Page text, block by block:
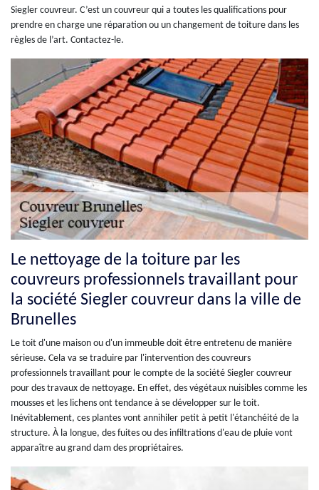
Siegler couvreur. C’est un couvreur qui a toutes les qualifications pour
prendre en charge une réparation ou un changement de toiture dans les
règles de l’art. Contactez-le.
Le nettoyage de la toiture par les
couvreurs professionnels travaillant pour
la société Siegler couvreur dans la ville de
Brunelles
Le toit d'une maison ou d'un immeuble doit être entretenu de manière
sérieuse. Cela va se traduire par l'intervention des couvreurs
professionnels travaillant pour le compte de la société Siegler couvreur
pour des travaux de nettoyage. En effet, des végétaux nuisibles comme les
mousses et les lichens ont tendance à se développer sur le toit.
Inévitablement, ces plantes vont annihiler petit à petit l'étanchéité de la
structure. À la longue, des fuites ou des infiltrations d'eau de pluie vont
apparaître au grand dam des propriétaires.